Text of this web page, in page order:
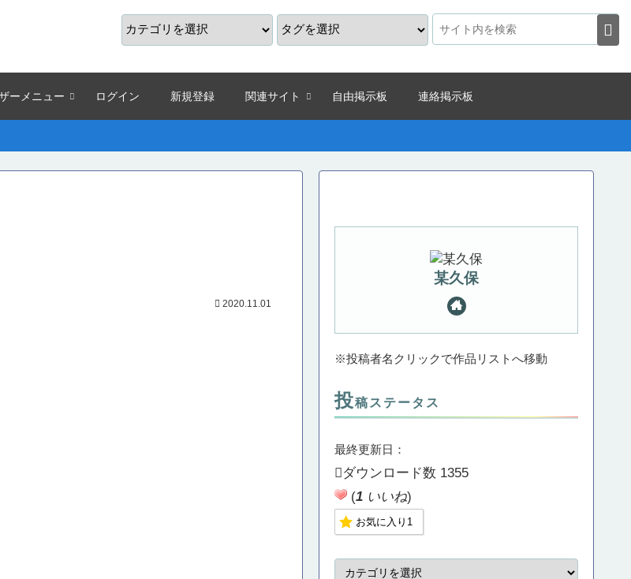
ーメニュー ログイン 新規登録 関連サイト 自由掲示板 連絡掲示板
2020.11.01
某久保
※投稿者名クリックで作品リストへ移動
投稿ステータス
最終更新日：
ダウンロード数 1355
(1いいね)
お気に入り 1